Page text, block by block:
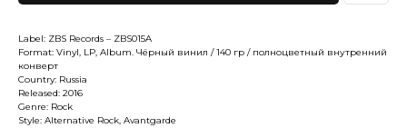
Label: ZBS Records – ZBS015A
Format: Vinyl, LP, Album. Чёрный винил / 140 гр / полноцветный внутренний
конверт
Country: Russia
Released: 2016
Genre: Rock
Style: Alternative Rock, Avantgarde